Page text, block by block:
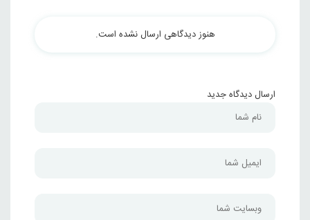
هنوز دیدگاهی ارسال نشده است.
ارسال دیدگاه جدید